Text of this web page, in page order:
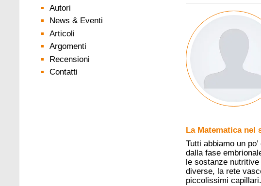
Autori
News & Eventi
Articoli
Argomenti
Recensioni
Contatti
La Matematica nel
Tutti abbiamo un
dalla fase
le sostanze
diverse, la rete
piccolissimi capillari.